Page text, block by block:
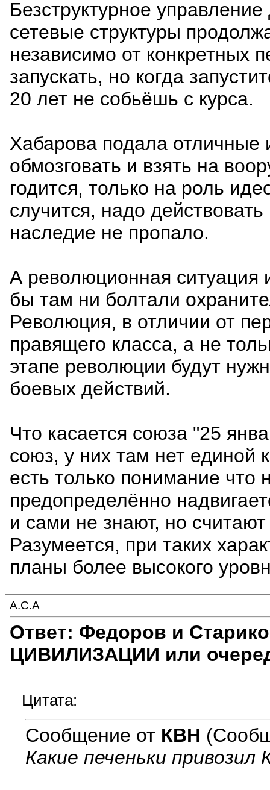
Безструктурное
сетевые структуры
независимо от конкретных
запускать, но когда
20 лет не собьёшь с курса.
Хабарова подала отличные
обмозговать и взять на
годится, только на роль
случится, надо
наследие не пропало.
А революционная ситуация
бы там ни болтали
Революция, в отличии от
правящего класса, а не
этапе революции будут
боевых действий.
Что касается союза "25
союз, у них там нет единой
есть только понимание что
предопределённо
и сами не знают, но
Разумеется, при таких
планы более высокого
А.С.А
Ответ: Федоров и
ЦИВИЛИЗАЦИИ или
Цитата:
Сообщение от КВН
Какие печеньки привозил